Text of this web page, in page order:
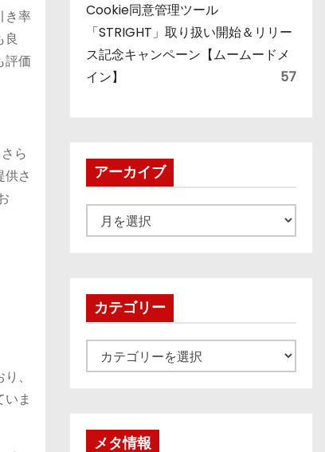
き率
良
評価
ら
さ
、
ま
Cookie同意管理ツール
「STRIGHT」取り扱い開始＆リリー
ス記念キャンペーン【ムームードメ
イン】
57
アーカイブ
ー
ブカテゴリー
テ
メタ情報